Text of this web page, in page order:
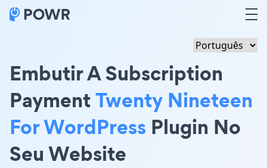
Embutir A Subscription
PaymentTwenty Nineteen
For WordPress Plugin No
Seu Website